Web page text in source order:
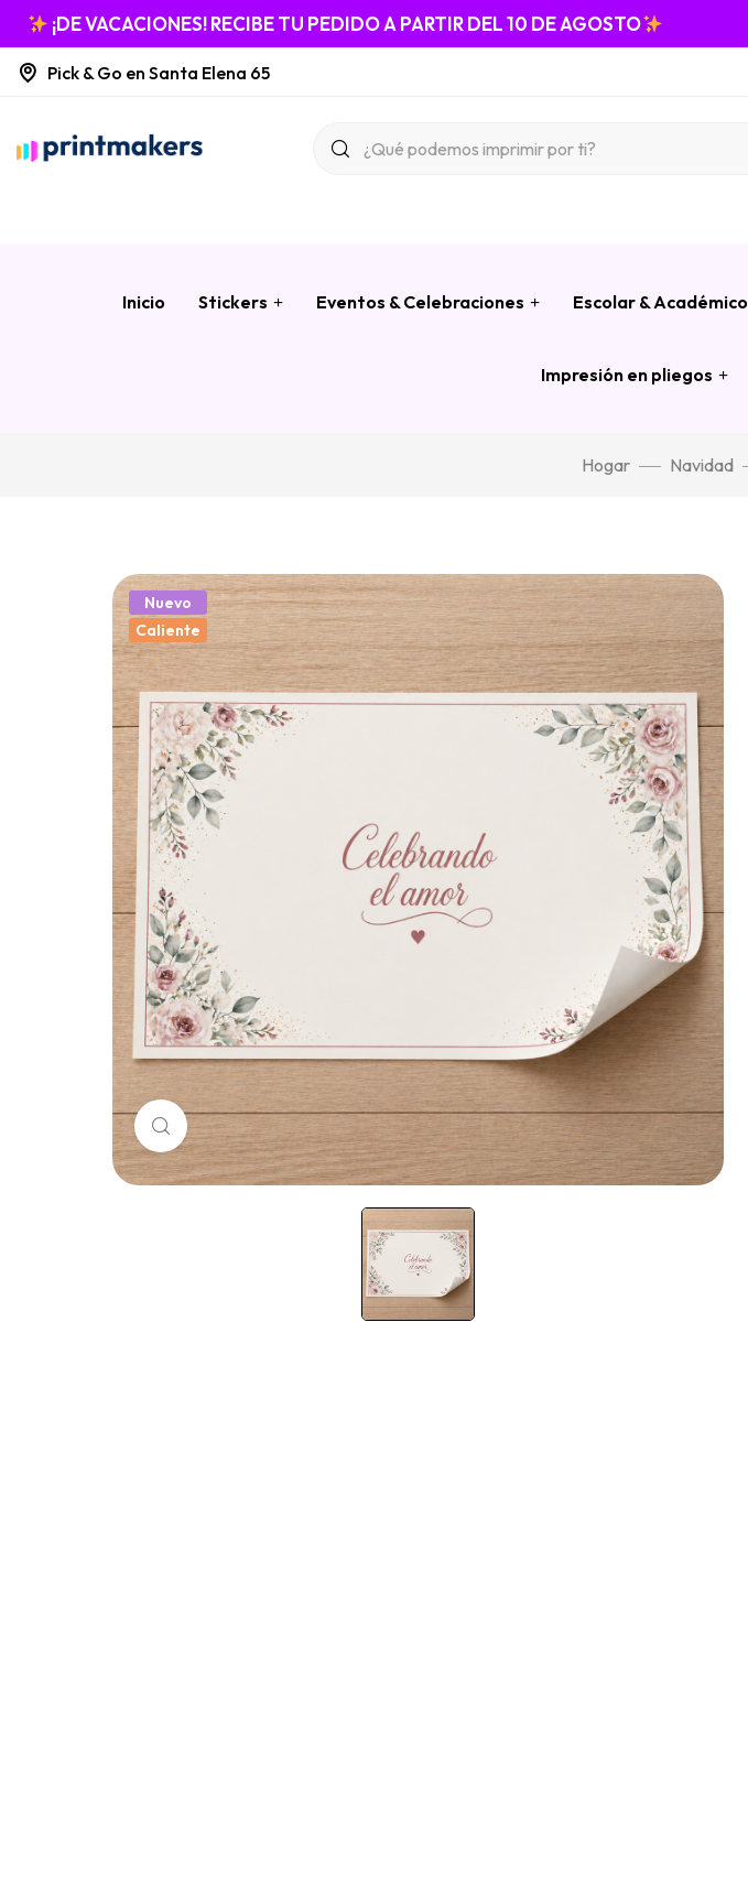
¡DE VACACIONES! RECIBE TU PEDIDO A PARTIR DEL 10 DE AGOSTO
Pick & Go en Santa Elena 65
Inicio Stickers Eventos & Celebraciones Escolar & Académico
Impresión en pliegos
Hogar Navidad
Nuevo
Caliente
Haz clic para ampliar